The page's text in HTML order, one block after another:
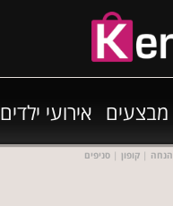
מבצעים אירועי ילדים
הנחה | קופון | סניפים